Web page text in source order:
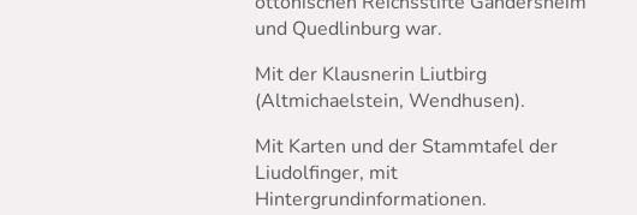
und Quedlinburg war.
Mit der Klausnerin Liutbirg
(Altmichaelstein, Wendhusen).
Mit Karten und der Stammtafel der
Liudolfinger, mit
Hintergrundinformationen.